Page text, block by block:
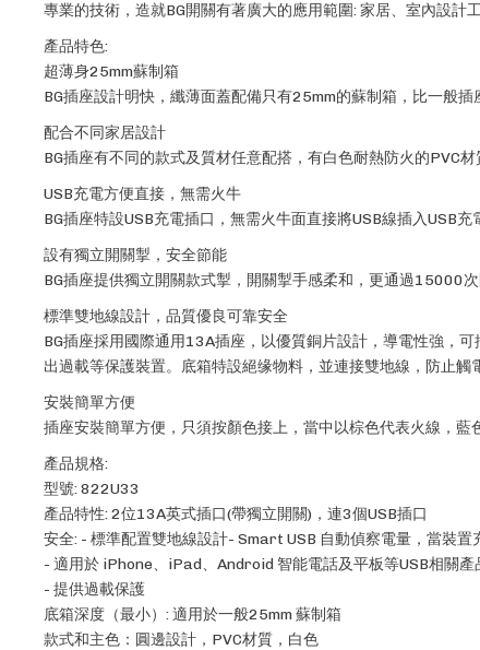
專業的技術，造就BG開關有著廣大的應用範圍: 家居、室內設計
產品特色:
超薄身25mm蘇制箱
BG插座設計明快，纖薄面蓋配備只有25mm的蘇制箱，比一般插
配合不同家居設計
BG插座有不同的款式及質材任意配搭，有白色耐熱防火的PVC
USB充電方便直接，無需火牛
BG插座特設USB充電插口，無需火牛面直接將USB線插入USB
設有獨立開關掣，安全節能
BG插座提供獨立開關款式掣，開關掣手感柔和，更通過15000次
標準雙地線設計，品質優良可靠安全
BG插座採用國際通用13A插座，以優質銅片設計，導電性強，
出過載等保護裝置。底箱特設絕缘物料，並連接雙地線，防止觸
安裝簡單方便
插座安裝簡單方便，只須按顏色接上，當中以棕色代表火線，
產品規格:
型號: 822U33
產品特性: 2位13A英式插口(帶獨立開關)，連3個USB插口
安全: - 標準配置雙地線設計- Smart USB 自動偵察電量，當裝
- 適用於 iPhone、iPad、Android 智能電話及平板等USB相關產
- 提供過載保護
底箱深度（最小）: 適用於一般25mm 蘇制箱
款式和主色：圓邊設計，PVC材質，白色